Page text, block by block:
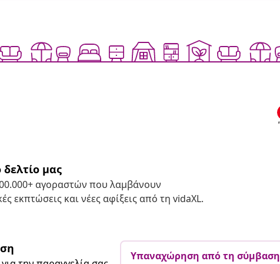
μας
αγοραστών που λαμβάνουν
εκπτώσεις και νέες αφίξεις από τη vidaXL.
Υπαναχώρηση από τη σύμβαση